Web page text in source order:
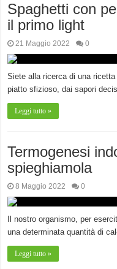
Spaghetti con
il primo light
21 Maggio 2022 0
Siete alla ricerca di una
piatto sfizioso, dai sapori
Leggi tutto »
Termogenesi
spieghiamola
8 Maggio 2022 0
Il nostro organismo, per
una determinata quantità di
Leggi tutto »